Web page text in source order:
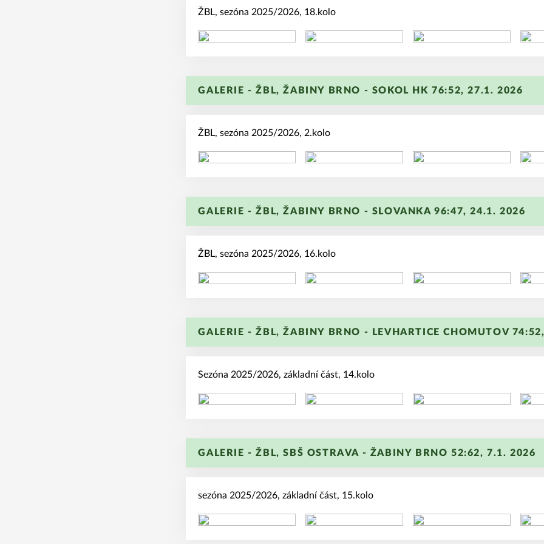
ŽBL, sezóna 2025/2026, 18.kolo
GALERIE - ŽBL, ŽABINY BRNO - SOKOL HK 76:52, 27.1. 2026
ŽBL, sezóna 2025/2026, 2.kolo
GALERIE - ŽBL, ŽABINY BRNO - SLOVANKA 96:47, 24.1. 2026
ŽBL, sezóna 2025/2026, 16.kolo
GALERIE - ŽBL, ŽABINY BRNO - LEVHARTICE CHOMUTOV
Sezóna 2025/2026, základní část, 14.kolo
GALERIE - ŽBL, SBŠ OSTRAVA - ŽABINY BRNO 52:62, 7.1. 2026
sezóna 2025/2026, základní část, 15.kolo